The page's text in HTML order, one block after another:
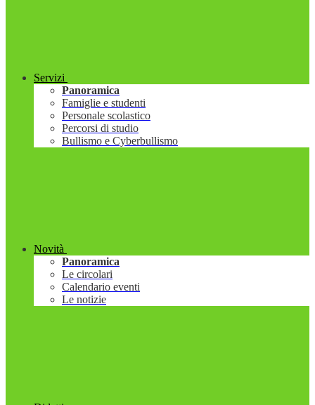
Servizi
Panoramica
Famiglie e studenti
Personale scolastico
Percorsi di studio
Bullismo e Cyberbullismo
Novità
Panoramica
Le circolari
Calendario eventi
Le notizie